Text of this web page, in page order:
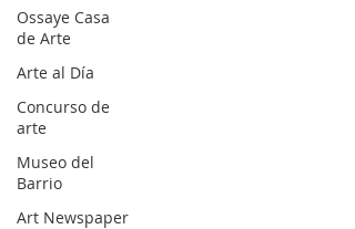
Ossaye Casa
de Arte
Arte al Día
Concurso de
arte
Museo del
Barrio
Art Newspaper